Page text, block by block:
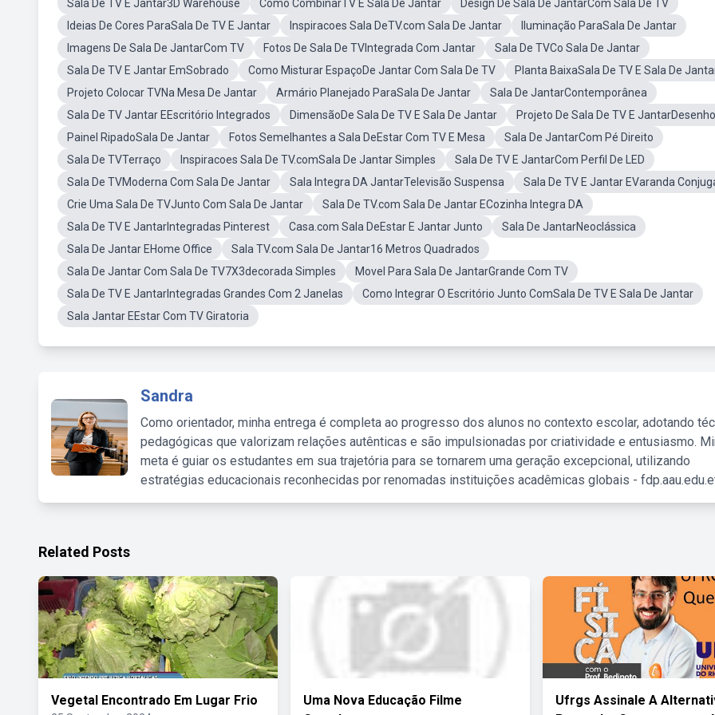
Sala De TV E Jantar3D Warehouse
Como CombinarTV E Sala De Jantar
Design De Sala De JantarCom Sala De TV
Ideias De Cores ParaSala De TV E Jantar
Inspiracoes Sala DeTV.com Sala De Jantar
Iluminação ParaSala De Jantar
Imagens De Sala De JantarCom TV
Fotos De Sala De TVIntegrada Com Jantar
Sala De TVCo Sala De Jantar
Sala De TV E Jantar EmSobrado
Como Misturar EspaçoDe Jantar Com Sala De TV
Planta BaixaSala De TV E Sala De
Projeto Colocar TVNa Mesa De Jantar
Armário Planejado ParaSala De Jantar
Sala De JantarContemporânea
Sala De TV Jantar EEscritório Integrados
DimensãoDe Sala De TV E Sala De Jantar
Projeto De Sala De TV E JantarDesenho
Painel RipadoSala De Jantar
Fotos Semelhantes a Sala DeEstar Com TV E Mesa
Sala De JantarCom Pé Direito
Sala De TVTerraço
Inspiracoes Sala De TV.comSala De Jantar Simples
Sala De TV E JantarCom Perfil De LED
Sala De TVModerna Com Sala De Jantar
Sala Integra DA JantarTelevisão Suspensa
Sala De TV E Jantar EVaranda
Crie Uma Sala De TVJunto Com Sala De Jantar
Sala De TV.com Sala De Jantar ECozinha Integra DA
Sala De TV E JantarIntegradas Pinterest
Casa.com Sala DeEstar E Jantar Junto
Sala De JantarNeoclássica
Sala De Jantar EHome Office
Sala TV.com Sala De Jantar16 Metros Quadrados
Sala De Jantar Com Sala De TV7X3decorada Simples
Movel Para Sala De JantarGrande Com TV
Sala De TV E JantarIntegradas Grandes Com 2 Janelas
Como Integrar O Escritório Junto ComSala De TV E Sala De Jantar
Sala Jantar EEstar Com TV Giratoria
Sandra
Como orientador, minha entrega é completa ao progresso dos alunos no contexto escolar, adotando
pedagógicas que valorizam relações autênticas e são impulsionadas por criatividade e entusiasmo.
meta é guiar os estudantes em sua trajetória para se tornarem uma geração excepcional, utilizando
estratégias educacionais reconhecidas por renomadas instituições acadêmicas globais -
Related Posts
Vegetal Encontrado Em Lugar Frio
Uma Nova Educação Filme
Ufrgs Assinale A